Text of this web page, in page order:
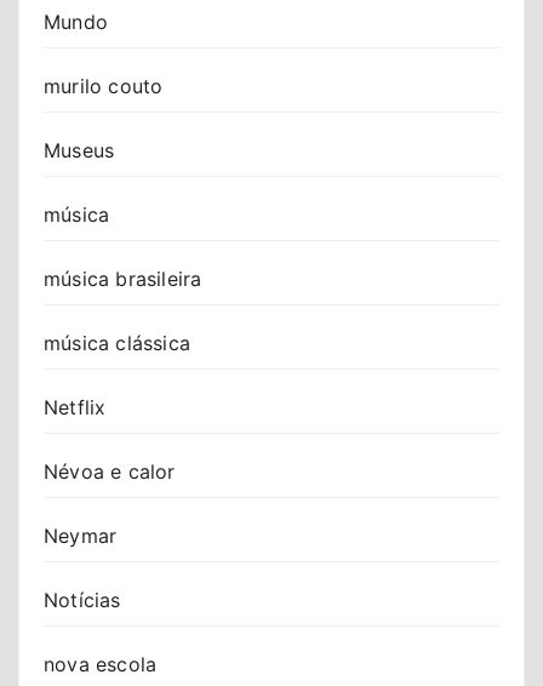
Mundo
murilo couto
Museus
música
música brasileira
música clássica
Netflix
Névoa e calor
Neymar
Notícias
nova escola